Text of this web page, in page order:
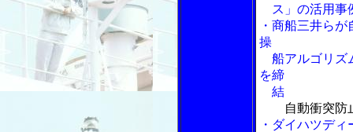
ス」の活用事
・商船三井ら
操
船アルゴリズ
を締
結
自動衝突防
・ダイハツデ